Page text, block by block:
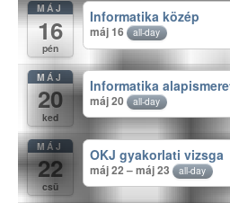
MÁJ
16
pén
Informatika közép
máj 16 all-day
MÁJ
20
ked
Informatika
máj 20 all-day
MÁJ
22
csü
OKJ gyakorlati vizsga
máj 22 – máj 23 all-day